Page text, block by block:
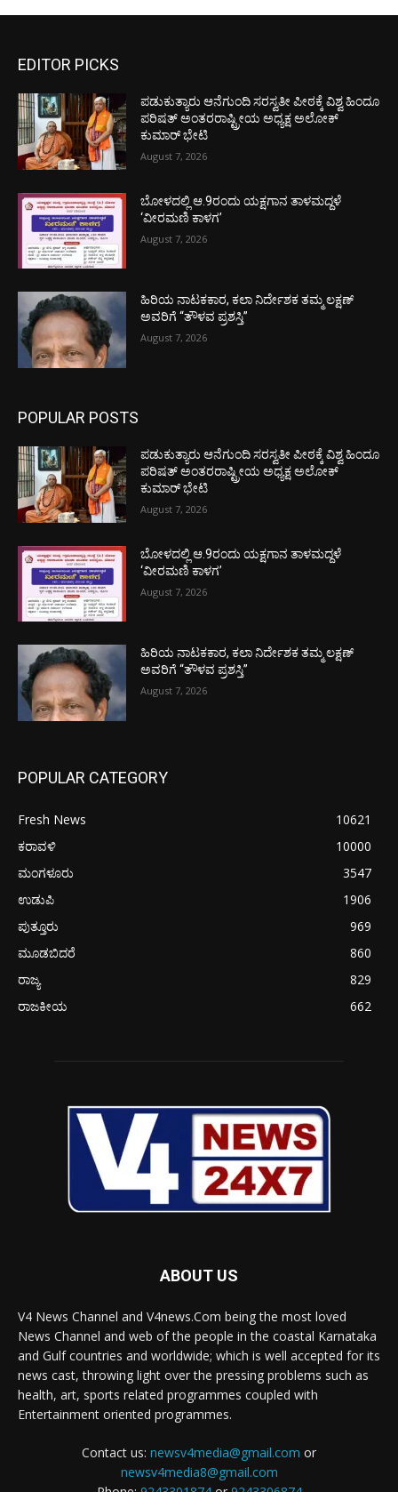
EDITOR PICKS
ಪಡುಕುತ್ಯಾರು ಆನೆಗುಂದಿ ಸರಸ್ವತೀ ಪೀಠಕ್ಕೆ ವಿಶ್ವ ಹಿಂದೂ
ಪರಿಷತ್ ಅಂತರರಾಷ್ಟ್ರೀಯ ಅಧ್ಯಕ್ಷ ಅಲೋಕ್
ಕುಮಾರ್ ಭೇಟಿ
August 7, 2026
ಬೋಳದಲ್ಲಿ ಆ.9ರಂದು ಯಕ್ಷಗಾನ ತಾಳಮದ್ದಳೆ
‘ವೀರಮಣಿ ಕಾಳಗ’
August 7, 2026
ಹಿರಿಯ ನಾಟಕಕಾರ, ಕಲಾ ನಿರ್ದೇಶಕ ತಮ್ಮ ಲಕ್ಷಣ್
ಅವರಿಗೆ “ತೌಳವ ಪ್ರಶಸ್ತಿ”
August 7, 2026
POPULAR POSTS
ಪಡುಕುತ್ಯಾರು ಆನೆಗುಂದಿ ಸರಸ್ವತೀ ಪೀಠಕ್ಕೆ ವಿಶ್ವ ಹಿಂದೂ
ಪರಿಷತ್ ಅಂತರರಾಷ್ಟ್ರೀಯ ಅಧ್ಯಕ್ಷ ಅಲೋಕ್
ಕುಮಾರ್ ಭೇಟಿ
August 7, 2026
ಬೋಳದಲ್ಲಿ ಆ.9ರಂದು ಯಕ್ಷಗಾನ ತಾಳಮದ್ದಳೆ
‘ವೀರಮಣಿ ಕಾಳಗ’
August 7, 2026
ಹಿರಿಯ ನಾಟಕಕಾರ, ಕಲಾ ನಿರ್ದೇಶಕ ತಮ್ಮ ಲಕ್ಷಣ್
ಅವರಿಗೆ “ತೌಳವ ಪ್ರಶಸ್ತಿ”
August 7, 2026
POPULAR CATEGORY
Fresh News
10621
ಕರಾವಳಿ
10000
ಮಂಗಳೂರು
3547
ಉಡುಪಿ
1906
ಪುತ್ತೂರು
969
ಮೂಡಬಿದರೆ
860
ರಾಜ್ಯ
829
ರಾಜಕೀಯ
662
ABOUT US
V4 News Channel and V4news.Com being the most loved
News Channel and web of the people in the coastal Karnataka
and Gulf countries and worldwide; which is well accepted for its
news cast, throwing light over the pressing problems such as
health, art, sports related programmes coupled with
Entertainment oriented programmes.
Contact us: newsv4media@gmail.com or
newsv4media8@gmail.com